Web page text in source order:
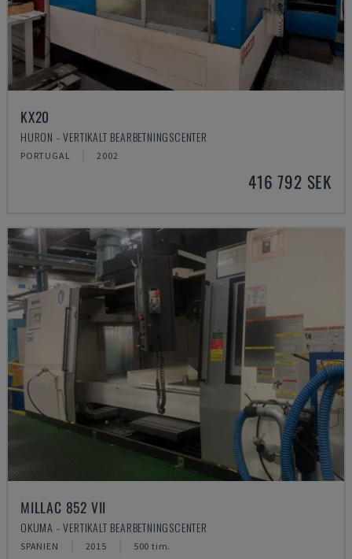
KX20
HURON - VERTIKALT BEARBETNINGSCENTER
PORTUGAL 2002
416 792 SEK
MILLAC 852 VII
OKUMA - VERTIKALT BEARBETNINGSCENTER
SPANIEN 2015 500 tim.